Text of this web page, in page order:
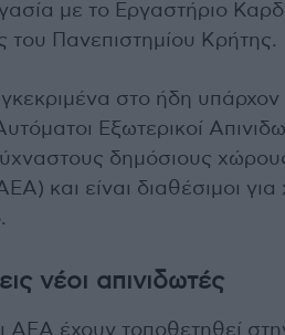
με το Εργαστήριο
του Πανεπιστημίου Κρήτης.
στο ήδη
Εξωτερικοί
δημόσιους
και είναι διαθέσιμοι
νέοι απινιδωτές